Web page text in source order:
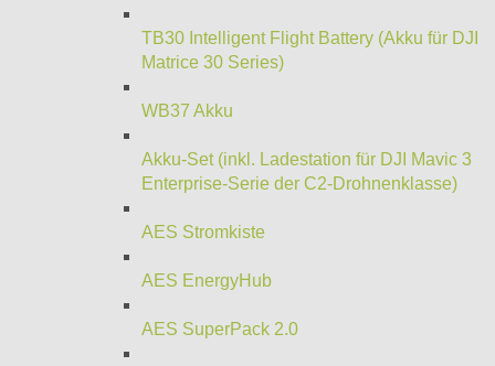
TB30 Intelligent Flight Battery (Akku für DJI
Matrice 30 Series)
WB37 Akku
Akku-Set (inkl. Ladestation für DJI Mavic 3
Enterprise-Serie der C2-Drohnenklasse)
AES Stromkiste
AES EnergyHub
AES SuperPack 2.0